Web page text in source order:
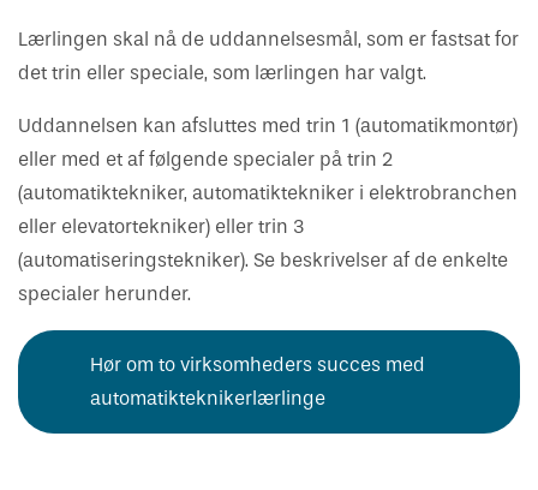
Lærlingen skal nå de uddannelsesmål, som er fastsat for
det trin eller speciale, som lærlingen har valgt.
Uddannelsen kan afsluttes med trin 1 (automatikmontør)
eller med et af følgende specialer på trin 2
(automatiktekniker, automatiktekniker i elektrobranchen
eller elevatortekniker) eller trin 3
(automatiseringstekniker). Se beskrivelser af de enkelte
specialer herunder.
Hør om to virksomheders succes med
automatikteknikerlærlinge